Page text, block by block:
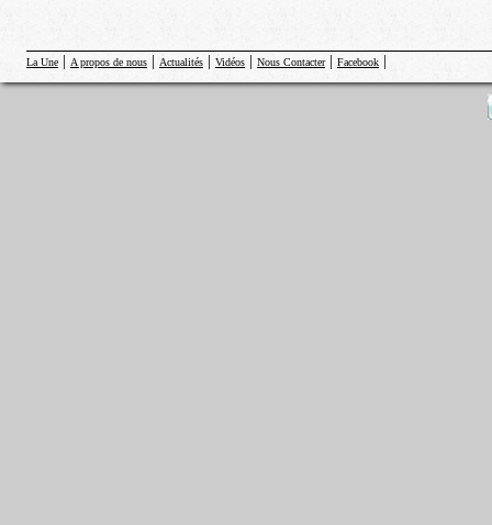
La Une | A propos de nous | Actualités | Vidéos | Nous Contacter| Facebook |